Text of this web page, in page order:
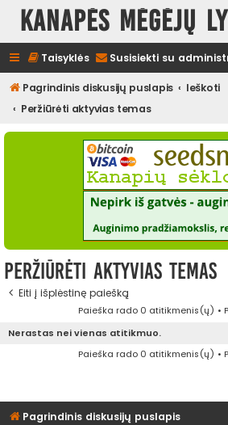
Kanapės mėgėjų
Taisyklės Susisiekti su
Pagrindinis diskusijų puslapis
Ieškoti
Peržiūrėti aktyvias temas
Peržiūrėti aktyvias temas
Eiti į išplėstinę paiešką
Paieška rado 0 atitikmenis(ų) •
Nerastas nei vienas atitikmuo.
Paieška rado 0 atitikmenis(ų) •
Pagrindinis diskusijų puslapis